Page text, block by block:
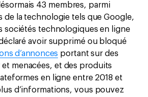
43 membres, parmi
de la technologie tels que Google,
sociétés technologiques en ligne
avoir supprimé ou bloqué
d’annonces portant sur des
menacées, et des produits
en ligne entre 2018 et
d’informations, vous pouvez